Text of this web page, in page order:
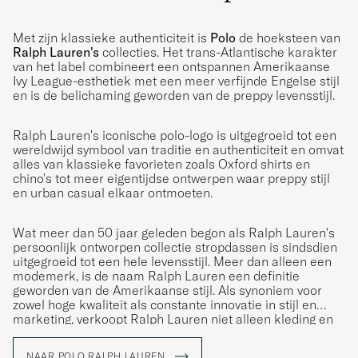
Sønnen min er kjempe fornøyd 😊
All good thank you
Passar utmärkt
ANNELIE J GEKOCHT OP OP CAREOFCARL.SE
Met zijn klassieke authenticiteit is Polo de hoeksteen van
Ralph Lauren's collecties. Het trans-Atlantische karakter
van het label combineert een ontspannen Amerikaanse
Ivy League-esthetiek met een meer verfijnde Engelse stijl
en is de belichaming geworden van de preppy levensstijl.
Ralph Lauren's iconische polo-logo is uitgegroeid tot een
wereldwijd symbool van traditie en authenticiteit en omvat
alles van klassieke favorieten zoals Oxford shirts en
chino's tot meer eigentijdse ontwerpen waar preppy stijl
en urban casual elkaar ontmoeten.
Wat meer dan 50 jaar geleden begon als Ralph Lauren's
persoonlijk ontworpen collectie stropdassen is sindsdien
uitgegroeid tot een hele levensstijl. Meer dan alleen een
modemerk, is de naam Ralph Lauren een definitie
geworden van de Amerikaanse stijl. Als synoniem voor
zowel hoge kwaliteit als constante innovatie in stijl en
marketing, verkoopt Ralph Lauren niet alleen kleding en